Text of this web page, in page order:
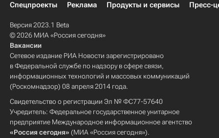
Спецпроекты
Реклама Продукты и сервисы Пресс-
Версия 2023.1 Beta
© 2026 МИА «Россия сегодня»
Вакансии
Сетевое издание РИА Новости зарегистрировано
в Федеральной службе по надзору в сфере связи,
информационных технологий и массовых коммуникаций
(Роскомнадзор) 08 апреля 2014 года.
Свидетельство о регистрации Эл № ФС77-57640
Учредитель: Федеральное государственное унитарное
предприятие Международное информационное агентство
«Россия сегодня» (МИА «Россия сегодня»).